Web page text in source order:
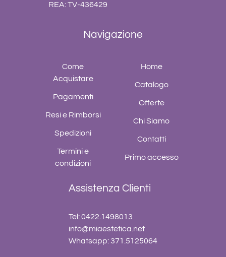
REA: TV-436429
Navigazione
Come
Acquistare
Pagamenti
Resi e Rimborsi
Spedizioni
Termini e
condizioni
Home
Catalogo
Offerte
Chi Siamo
Contatti
Primo accesso
Assistenza Clienti
Tel: 0422.1498013
info@miaestetica.net
Whatsapp: 371.5125064